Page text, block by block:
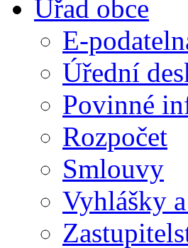
Úřad obce
E-
Úřední
Povinné
Rozpočet
Smlouvy
Vyhlášky